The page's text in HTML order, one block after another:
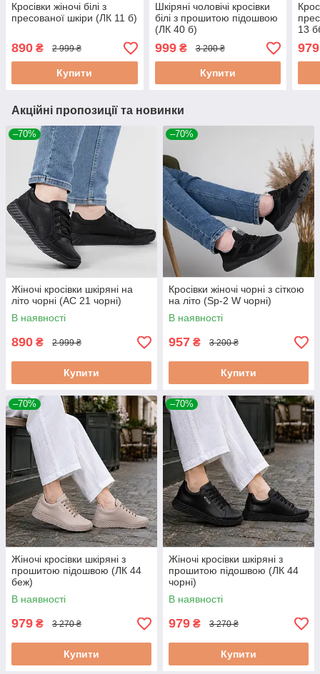
Кросівки жіночі білі з
пресованої шкіри (ЛК 11 б)
890 ₴ 2 999 ₴
Купити
Шкіряні чоловічі кросівки
білі з прошитою підошвою
(ЛК 40 б)
999₴ 3 200 ₴
Купити
13
979
Акційні пропозиції та новинки
–70%
Жіночі кросівки шкіряні на
літо чорні (АС 21 чорні)
В наявності
890 ₴ 2 999 ₴
Купити
–70%
Кросівки жіночі чорні з сіткою
на літо (Sp-2 W чорні)
В наявності
957 ₴ 3 200 ₴
Купити
–70%
Жіночі кросівки шкіряні з
прошитою підошвою (ЛК 44
беж)
В наявності
979 ₴ 3 270 ₴
Купити
–70%
Жіночі кросівки шкіряні з
прошитою підошвою (ЛК 44
чорні)
В наявності
979 ₴ 3 270 ₴
Купити